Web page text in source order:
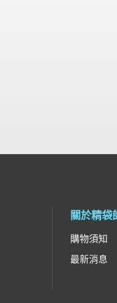
關於精袋
購物須知
最新消息